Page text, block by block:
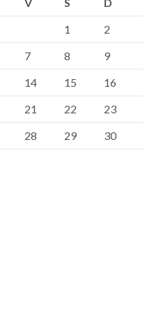
1
2
7 8
9
14 15
16
21 22
23
28 29
30